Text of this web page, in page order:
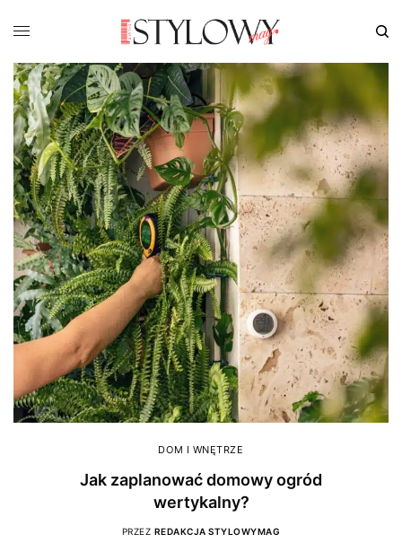
DOM I WNĘTRZE
Jak zaplanować domowy ogród
wertykalny?
PRZEZ REDAKCJA STYLOWYMAG